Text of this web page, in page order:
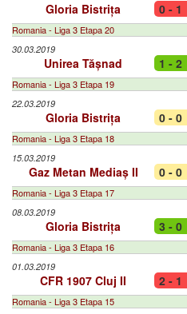
Gloria Bistrița 0 - 1
Romania - Liga 3 Etapa 20
30.03.2019
Unirea Tășnad 1 - 2
Romania - Liga 3 Etapa 19
22.03.2019
Gloria Bistrița 0 - 0
Romania - Liga 3 Etapa 18
15.03.2019
Gaz Metan Mediaș II 0 - 0
Romania - Liga 3 Etapa 17
08.03.2019
Gloria Bistrița 3 - 0
Romania - Liga 3 Etapa 16
01.03.2019
CFR 1907 Cluj II 2 - 1
Romania - Liga 3 Etapa 15